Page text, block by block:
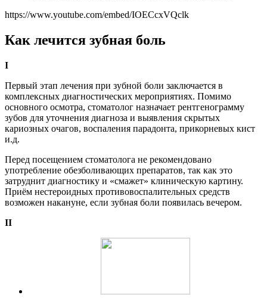
https://www.youtube.com/embed/IOECcxVQclk
Как лечится зубная боль
I
Первый этап лечения при зубной боли заключается в
комплексных диагностических мероприятиях. Помимо
основного осмотра, стоматолог назначает рентгенограмму
зубов для уточнения диагноза и выявления скрытых
кариозных очагов, воспаления парадонта, прикорневых кист
и.д.
Перед посещением стоматолога не рекомендовано
употребление обезболивающих препаратов, так как это
затруднит диагностику и «смажет» клиническую картину.
Приём нестероидных противовоспалительных средств
возможен накануне, если зубная боли появилась вечером.
II